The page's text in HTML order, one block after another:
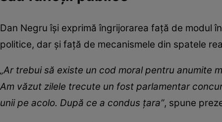
Dan Negru își exprimă îngrijorarea față de modul
politice, dar și față de mecanismele din spatele
„Ar trebui să existe un cod moral pentru anumite
Am văzut zilele trecute un fost parlamentar
unii pe acolo. După ce a condus țara”, spune